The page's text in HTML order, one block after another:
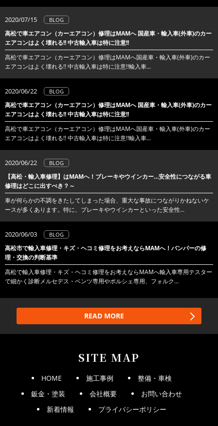
2020/07/15 BLOG
高松で車エアコン（カーエアコン）修理はMAMへ 国産車・輸入車(外車)のカー
エアコンはよく壊れる!! 中古輸入車は特に注意!!
高松で車エアコン（カーエアコン）修理はMAMへ国産車・輸入車(外車)のカー
エアコンはよく壊れる!! 中古輸入車は特に注意!!輸入車...
2020/06/22 BLOG
高松で車エアコン（カーエアコン）修理はMAMへ 国産車・輸入車(外車)のカー
エアコンはよく壊れる!! 中古輸入車は特に注意!!
高松で車エアコン（カーエアコン）修理はMAMへ国産車・輸入車(外車)のカー
エアコンはよく壊れる!! 中古輸入車は特に注意!!輸入車...
2020/06/22 BLOG
【高松・輸入車修理】はMAMへ！ブレーキやウインカー…安全性につながる車
修理はどこに出すべき？～
車が何らかの不調をきたしてしまった場合、重大な事故につながりかねないケ
ースが多くあります。特に、ブレーキやウインカーといった安全性...
2020/06/03 BLOG
高松市で輸入車修理・キズ・ヘコミ修理をお考えならMAMへ！バンパーの修
理・交換の判断基準
高松で輸入車修理・キズ・ヘコミ修理をお考えならMAMへ輸入車専用テスター
で細かく診断メルセデス・ベンツ専用やポルシェ専用、フォルク...
READ MORE
SITE MAP
HOME 施工事例
整備・車検
鈑金・塗装
会社概要
お問い合わせ
新着情報
プライバシーポリシー